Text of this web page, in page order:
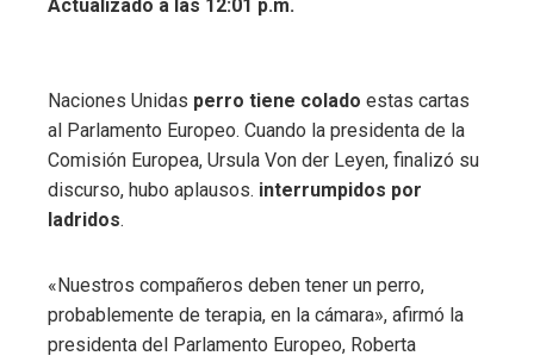
Actualizado a las 12:01 p.m.
Naciones Unidas perro tiene colado estas cartas
al Parlamento Europeo. Cuando la presidenta de la
Comisión Europea, Ursula Von der Leyen, finalizó su
discurso, hubo aplausos. interrumpidos por
ladridos.
«Nuestros compañeros deben tener un perro,
probablemente de terapia, en la cámara», afirmó la
presidenta del Parlamento Europeo, Roberta